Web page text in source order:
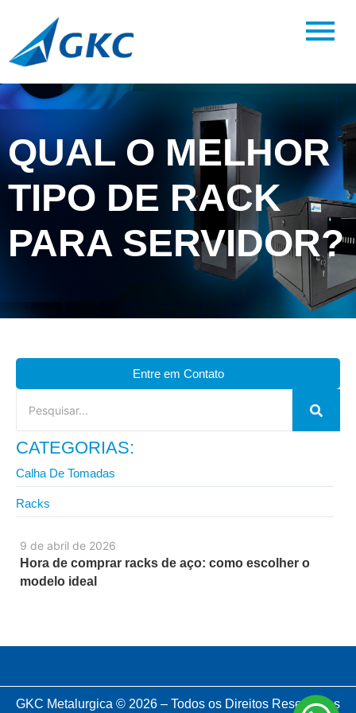
QUAL O MELHOR
TIPO DE RACK
PARA SERVIDOR?
9 de abril de 2026
Hora de comprar racks de aço: como escolher o
modelo ideal
Entre em Contato
CATEGORIAS:
Calha De Tomadas
Racks
GKC Metalurgica © 2026 – Todos os Direitos Reservados